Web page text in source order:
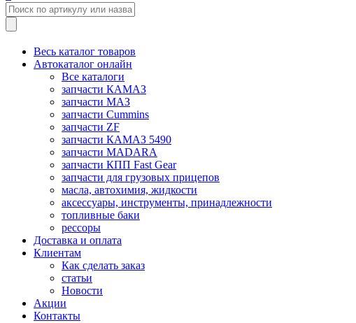
Весь каталог товаров
Автокаталог онлайн
Все каталоги
запчасти КАМАЗ
запчасти МАЗ
запчасти Cummins
запчасти ZF
запчасти КАМАЗ 5490
запчасти MADARA
запчасти КПП Fast Gear
запчасти для грузовых прицепов
масла, автохимия, жидкости
аксессуары, инструменты, принадлежности
топливные баки
рессоры
Доставка и оплата
Клиентам
Как сделать заказ
статьи
Новости
Акции
Контакты